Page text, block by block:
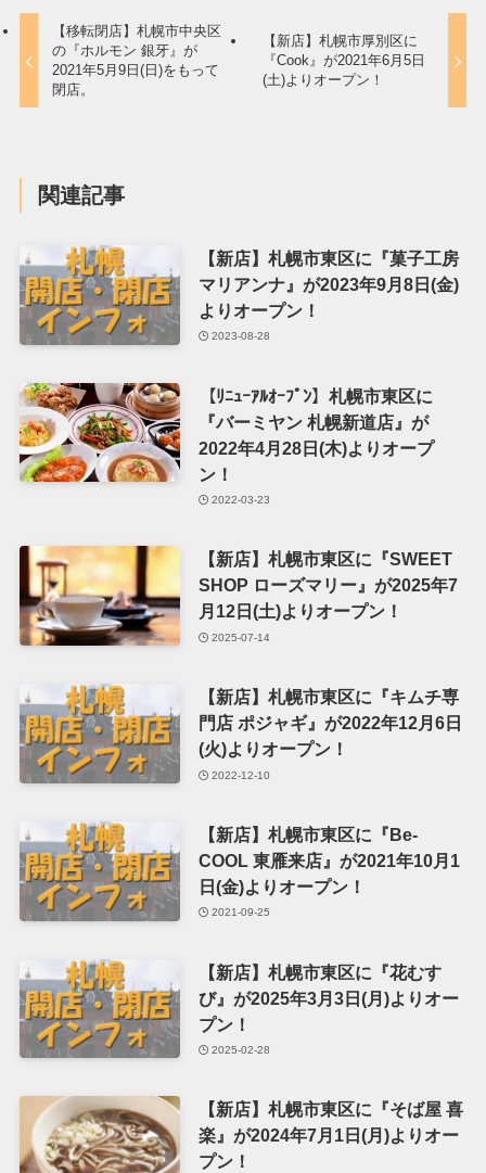
【移転閉店】札幌市中央区
の『ホルモン 銀牙』が
2021年5月9日(日)をもって
閉店。
【新店】札幌市厚別区に
『Cook』が2021年6月5日
(土)よりオープン！
関連記事
【新店】札幌市東区に『菓子工房
マリアンナ』が2023年9月8日(金)
よりオープン！
2023-08-28
【ﾘﾆｭｰｱﾙｵｰﾌﾟﾝ】札幌市東区に
『バーミヤン 札幌新道店』が
2022年4月28日(木)よりオープ
ン！
2022-03-23
【新店】札幌市東区に『SWEET
SHOP ローズマリー』が2025年7
月12日(土)よりオープン！
2025-07-14
【新店】札幌市東区に『キムチ専
門店 ポジャギ』が2022年12月6日
(火)よりオープン！
2022-12-10
【新店】札幌市東区に『Be-
COOL 東雁来店』が2021年10月1
日(金)よりオープン！
2021-09-25
【新店】札幌市東区に『花むす
び』が2025年3月3日(月)よりオー
プン！
2025-02-28
【新店】札幌市東区に『そば屋 喜
楽』が2024年7月1日(月)よりオー
プン！